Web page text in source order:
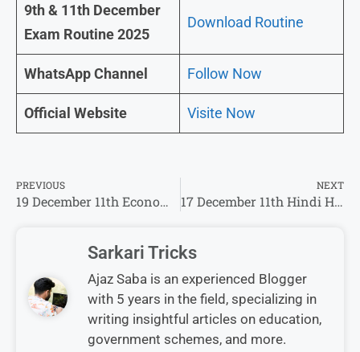
9th & 11th December
Exam Routine 2025
Download Routine
WhatsApp Channel Follow Now
Official Website Visite Now
PREVIOUS
19 December 11th Economics Half Yearly Exam Answer Key 2025 – ओरिजिनल प्रश्नपत्र व उत्तर कुंजी देखें
NEXT
17 December 11th Hindi Half Yearly Exam Answer Key 2025 – ओरिजिनल प्रश्नपत्र व उत्तर कुंजी देखें
Sarkari Tricks
Ajaz Saba is an experienced Blogger
with 5 years in the field, specializing in
writing insightful articles on education,
government schemes, and more.